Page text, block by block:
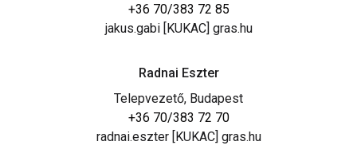
+36 70/383 72 85
jakus.gabi [KUKAC] gras.hu
Radnai Eszter
Telepvezető, Budapest
+36 70/383 72 70
radnai.eszter [KUKAC] gras.hu